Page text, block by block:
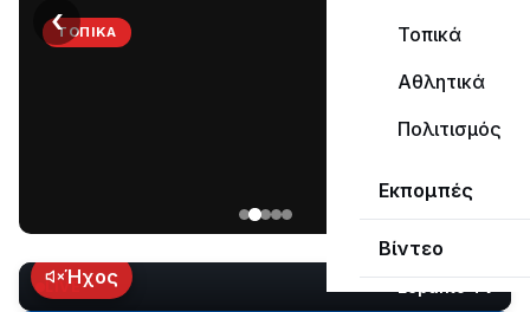
Τοπικά
Αθλητικά
Πολιτισμός
Εκπομπές
Βίντεο
ΤΟΠΙΚΆ
Ναυπάκτου
εδώ
και
‹
LIVEΉχος